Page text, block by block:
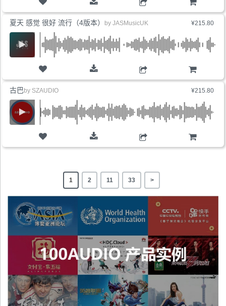
购物车
¥215.80
购物车
夏天 感觉 很好 流行（4版本） by JASMusicUK
¥215.80
购物车
古巴 by SZAUDIO
1 2 11 33 >